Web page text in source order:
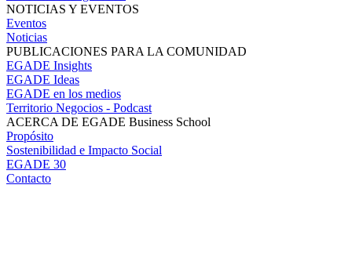
NOTICIAS Y EVENTOS
Eventos
Noticias
PUBLICACIONES PARA LA COMUNIDAD
EGADE Insights
EGADE Ideas
EGADE en los medios
Territorio Negocios - Podcast
ACERCA DE EGADE Business School
Propósito
Sostenibilidad e Impacto Social
EGADE 30
Contacto